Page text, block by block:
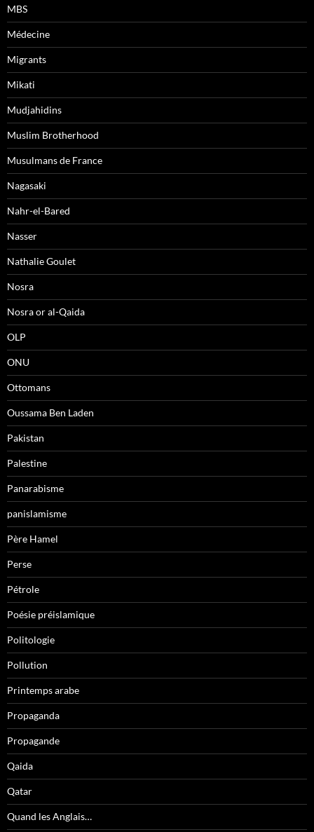
MBS
Médecine
Migrants
Mikati
Mudjahidins
Muslim Brotherhood
Musulmans de France
Nagasaki
Nahr-el-Bared
Nasser
Nathalie Goulet
Nosra
Nosra or al-Qaida
OLP
ONU
Ottomans
Oussama Ben Laden
Pakistan
Palestine
Panarabisme
panislamisme
Père Hamel
Perse
Pétrole
Poésie préislamique
Politologie
Pollution
Printemps arabe
Propaganda
Propagande
Qaida
Qatar
Quand les Anglais…